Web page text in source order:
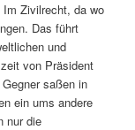
Zivilrecht, da wo
Das führt
und
von Präsident
saßen in
ein ums andere
nur die